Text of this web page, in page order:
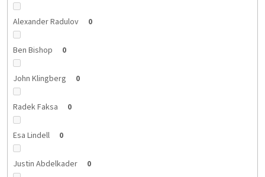
Alexander Radulov 0
Ben Bishop 0
John Klingberg 0
Radek Faksa 0
Esa Lindell 0
Justin Abdelkader 0